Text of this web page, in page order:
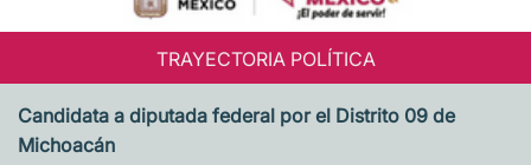
TRAYECTORIA POLÍTICA
Candidata a diputada federal por el Distrito 09 de
Michoacán